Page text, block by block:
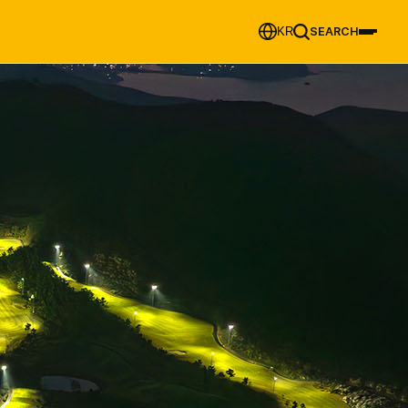
KR SEARCH